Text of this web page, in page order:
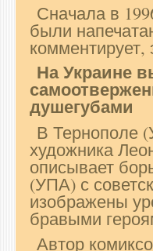
Сначала в
были
комментирует,
На Украине
душегубами
В Тернополе
художника
описывает
(УПА) с
изображены
бравыми
Автор